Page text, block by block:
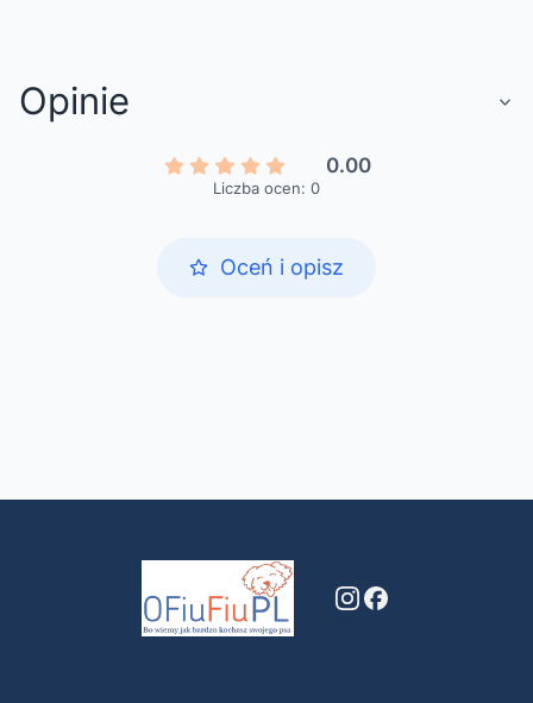
Opinie
0.00
Liczba ocen: 0
Oceń i opisz